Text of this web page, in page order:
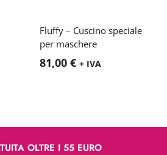
Fluffy – Cuscino speciale
per maschere
81,00 € + IVA
OLTRE I 55 EURO